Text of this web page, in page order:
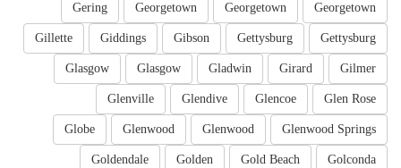
Georgetown
Georgetown
Georgetown
Gering
Gettysburg
Gettysburg
Gibson
Giddings
Gillette
Gilmer
Girard
Gladwin
Glasgow
Glasgow
Glen Rose
Glencoe
Glendive
Glenville
Glenwood Springs
Glenwood
Glenwood
Globe
Golconda
Gold Beach
Golden
Goldendale